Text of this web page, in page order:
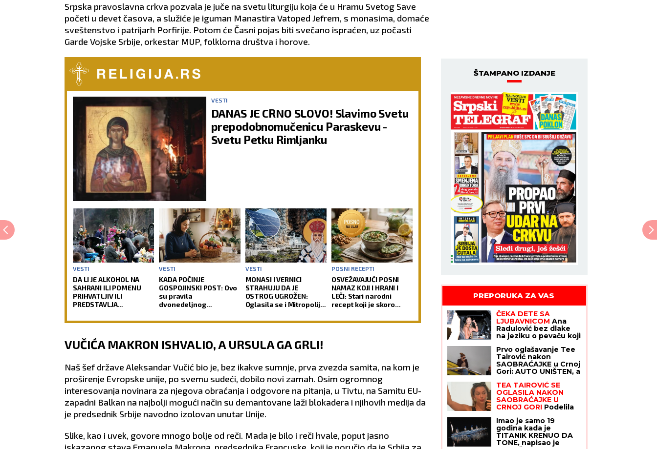
Srpska pravoslavna crkva pozvala je juče na svetu liturgiju koja će u Hramu Svetog Save
početi u devet časova, a služiće je iguman Manastira Vatoped Jefrem, s monasima, domaće
sveštenstvo i patrijarh Porfirije. Potom će Časni pojas biti svečano ispraćen, uz počasti
Garde Vojske Srbije, orkestar MUP, folklorna društva i horove.
VESTI
DANAS JE CRNO SLOVO! Slavimo Svetu
prepodobnomučenicu Paraskevu -
Svetu Petku Rimljanku
VESTI
DA LI JE ALKOHOL NA
SAHRANI ILI POMENU
PRIHVATLJIV ILI
PREDSTAVLJA
DUŠI POKOJNIKA: Crkva
ovu dilemu
VESTI
KADA POČINJE
GOSPOJINSKI POST: Ovo
su pravila
dvonedeljnog
od najvećih praznika
VESTI
MONASI I VERNICI
STRAHUJU DA JE
OSTROG UGROŽEN:
Oglasila se i Mitropolija
POSNI RECEPTI
OSVEŽAVAJUĆI POSNI
NAMAZ KOJI I HRANI I
LEČI: Stari narodni
recept koji je skoro
VUČIĆA MAKRON ISHVALIO, A URSULA GA GRLI!
Naš šef države Aleksandar Vučić bio je, bez ikakve sumnje, prva zvezda samita, na kom je
proširenje Evropske unije, po svemu sudeći, dobilo novi zamah. Osim ogromnog
interesovanja novinara za njegova obraćanja i odgovore na pitanja, u Tivtu, na Samitu EU-
zapadni Balkan na najbolji mogući način su demantovane laži blokadera i njihovih medija da
je predsednik Srbije navodno izolovan unutar Unije.
Slike, kao i uvek, govore mnogo bolje od reči. Mada je bilo i reči hvale, poput jasno
ŠTAMPANO IZDANJE
PREPORUKA ZA VAS
ČEKA DETE SA
LJUBAVNICOM Ana
Radulović bez dlake
na jeziku o pevaču koji
"Ježim se od toga"
Prvo oglašavanje Tee
Tairović nakon
SAOBRAĆAJKE u Crnoj
Gori: AUTO UNIŠTEN, a
stanju pevačica
(FOTO)
TEA TAIROVIĆ SE
OGLASILA NAKON
SAOBRAĆAJKE U
CRNOJ GORI Podelila
ŠTO NOSI: Snima se u
ogledalu, dlaka sa
glave joj ne fali
Imao je samo 19
godina kada je
TITANIK KRENUO DA
TONE, napisao je